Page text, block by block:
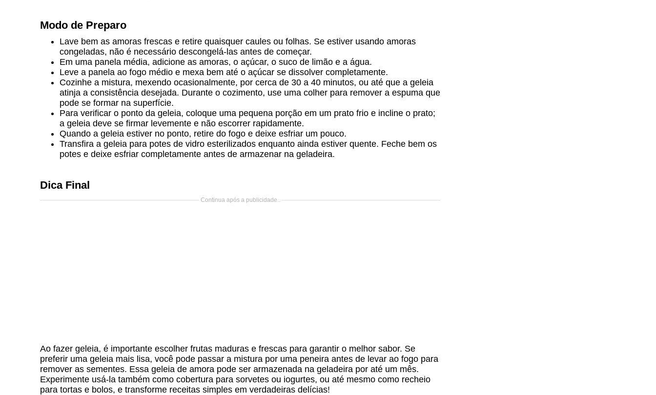
Modo de Preparo
Lave bem as amoras frescas e retire quaisquer caules ou folhas. Se estiver usando amoras
congeladas, não é necessário descongelá-las antes de começar.
Em uma panela média, adicione as amoras, o açúcar, o suco de limão e a água.
Leve a panela ao fogo médio e mexa bem até o açúcar se dissolver completamente.
Cozinhe a mistura, mexendo ocasionalmente, por cerca de 30 a 40 minutos, ou até que a geleia
atinja a consistência desejada. Durante o cozimento, use uma colher para remover a espuma que
pode se formar na superfície.
Para verificar o ponto da geleia, coloque uma pequena porção em um prato frio e incline o prato;
a geleia deve se firmar levemente e não escorrer rapidamente.
Quando a geleia estiver no ponto, retire do fogo e deixe esfriar um pouco.
Transfira a geleia para potes de vidro esterilizados enquanto ainda estiver quente. Feche bem os
potes e deixe esfriar completamente antes de armazenar na geladeira.
Dica Final
Continua após a publicidade..
Ao fazer geleia, é importante escolher frutas maduras e frescas para garantir o melhor sabor. Se
preferir uma geleia mais lisa, você pode passar a mistura por uma peneira antes de levar ao fogo para
remover as sementes. Essa geleia de amora pode ser armazenada na geladeira por até um mês.
Experimente usá-la também como cobertura para sorvetes ou iogurtes, ou até mesmo como recheio
para tortas e bolos, e transforme receitas simples em verdadeiras delícias!